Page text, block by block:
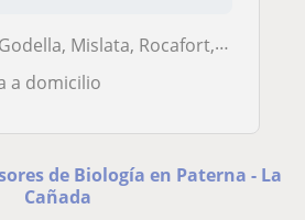
Rocafort, Paterna - La Cañada, Valencia (...
a domicilio
de Biología en Paterna - La
Cañada